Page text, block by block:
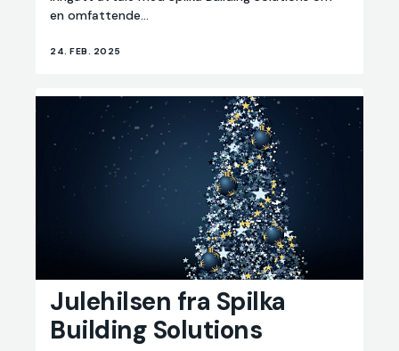
en omfattende...
24. FEB. 2025
fra
Spilka
Building
Julehilsen fra Spilka
Building Solutions